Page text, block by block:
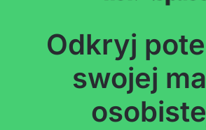
Odkryj
swojej